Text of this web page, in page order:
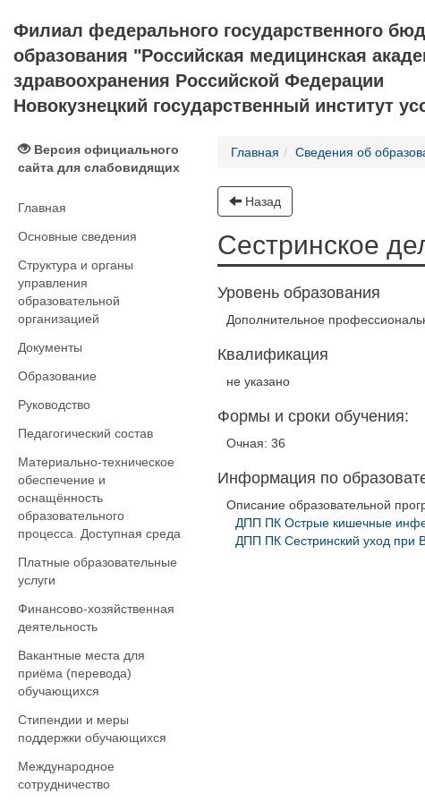
Филиал федерального государственного
образования "Российская медицинская
здравоохранения Российской Федерации
Новокузнецкий государственный институт
Версия официального
сайта для слабовидящих
Главная
Основные сведения
Структура и органы
управления
образовательной
организацией
Документы
Образование
Руководство
Педагогический состав
Материально-техническое
обеспечение и
оснащённость
образовательного
процесса. Доступная среда
Платные образовательные
услуги
Финансово-хозяйственная
деятельность
Вакантные места для
приёма (перевода)
обучающихся
Стипендии и меры
поддержки обучающихся
Международное
сотрудничество
Главная Сведения об
Назад
Сестринское
Уровень образования
Дополнительное
Квалификация
не указано
Формы и сроки обучения:
Очная: 36
Информация по
Описание образовательной
ДПП ПК Острые кишечные
ДПП ПК Сестринский уход при